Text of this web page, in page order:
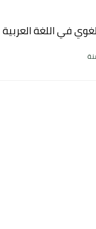
في اللغة العربية للسنة